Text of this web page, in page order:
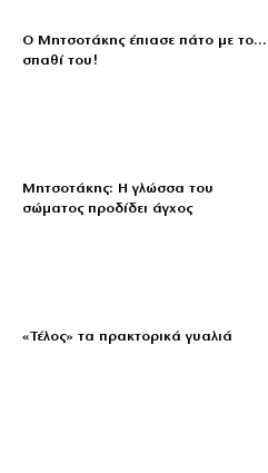
Ο Μητσοτάκης έπιασε πάτο με το…
σπαθί του!
Μητσοτάκης: Η γλώσσα του
σώματος προδίδει άγχος
«Τέλος» τα πρακτορικά γυαλιά